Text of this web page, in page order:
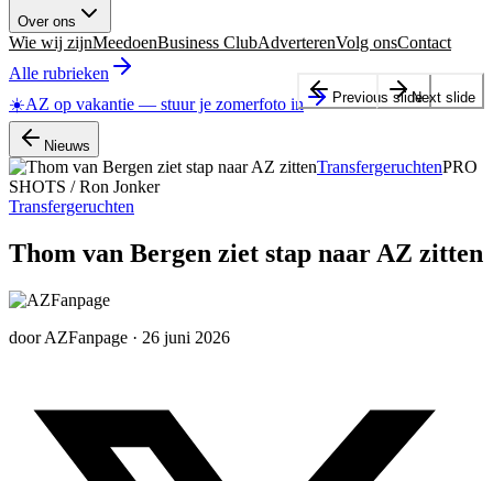
Over ons
Wie wij zijnMeedoenBusiness ClubAdverterenVolg onsContact
Alle rubrieken
☀️AZ op vakantie — stuur je zomerfoto in
Nieuws
TransfergeruchtenPRO
SHOTS / Ron Jonker
Transfergeruchten
Thom van Bergen ziet stap naar AZ zitten
door AZFanpage · 26 juni 2026
Previous slideNext slide